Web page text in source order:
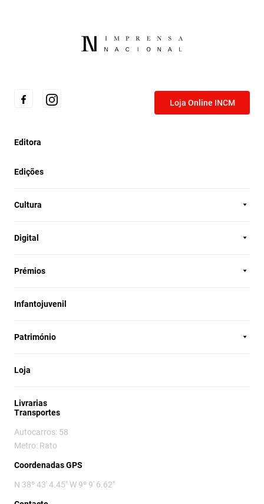
Loja Online INCM
Editora
Edições
Cultura
Digital
Prémios
Infantojuvenil
Património
Loja
Livrarias
Transportes
Autocarros: 58
Metro: Rato
Coordenadas GPS
N 38º 43' 4.45" W 9º 9' 6.62"